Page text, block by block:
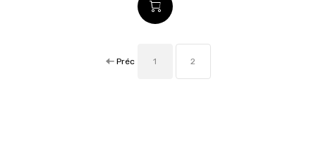
Préc 1 2